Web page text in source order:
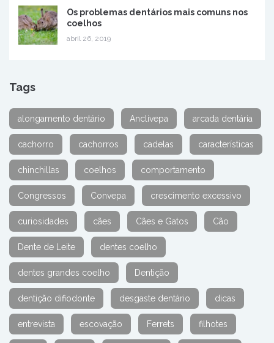
Os problemas dentários mais comuns nos
coelhos
abril 26, 2019
Tags
alongamento dentário Anclivepa arcada dentária
cachorro cachorros cadelas características
chinchillas coelhos comportamento
Congressos Convepa crescimento excessivo
curiosidades cães Cães e Gatos Cão
Dente de Leite dentes coelho
dentes grandes coelho Dentição
dentição difiodonte desgaste dentário dicas
entrevista escovação Ferrets filhotes